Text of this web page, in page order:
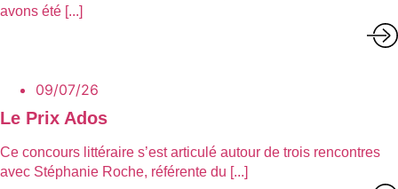
avons été [...]
09/07/26
Le Prix Ados
Ce concours littéraire s’est articulé autour de trois rencontres
avec Stéphanie Roche, référente du [...]